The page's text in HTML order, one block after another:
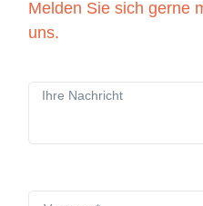
Melden Sie sich gerne
uns.